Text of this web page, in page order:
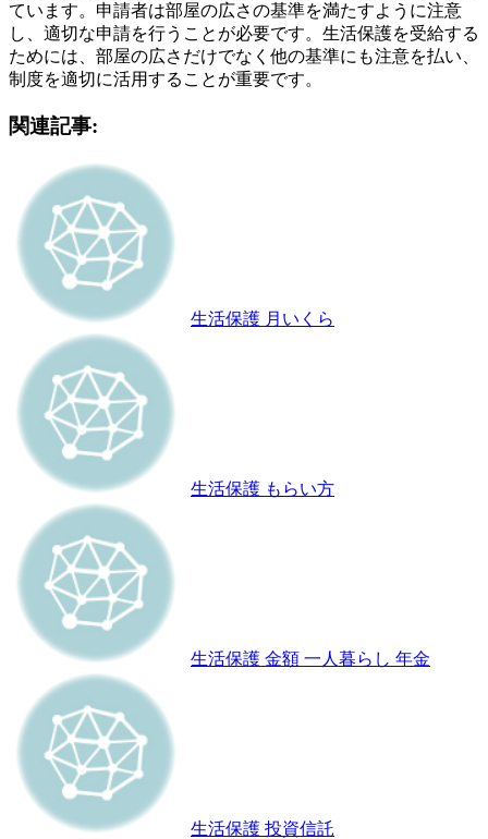
ています。申請者は部屋の広さの基準を満たすように注意
し、適切な申請を行うことが必要です。生活保護を受給する
ためには、部屋の広さだけでなく他の基準にも注意を払い、
制度を適切に活用することが重要です。
関連記事:
生活保護 月いくら
生活保護 もらい方
生活保護 金額 一人暮らし 年金
生活保護 投資信託